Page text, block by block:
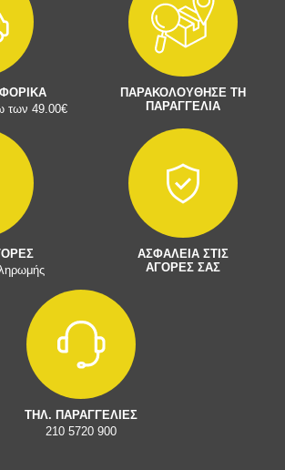
των 49.00€
ΠΑΡΑΚΟΛΟΥΘΗΣΕ ΤΗ
ΠΑΡΑΓΓΕΛΙΑ
ΑΣΦΑΛΕΙΑ ΣΤΙΣ
ΑΓΟΡΕΣ ΣΑΣ
ΤΗΛ. ΠΑΡΑΓΓΕΛΙΕΣ
210 5720 900